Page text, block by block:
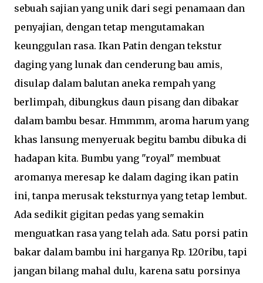
sebuah sajian yang unik dari segi penamaan dan
penyajian, dengan tetap mengutamakan
keunggulan rasa. Ikan Patin dengan tekstur
daging yang lunak dan cenderung bau amis,
disulap dalam balutan aneka rempah yang
berlimpah, dibungkus daun pisang dan dibakar
dalam bambu besar. Hmmmm, aroma harum yang
khas lansung menyeruak begitu bambu dibuka di
hadapan kita. Bumbu yang "royal" membuat
aromanya meresap ke dalam daging ikan patin
ini, tanpa merusak teksturnya yang tetap lembut.
Ada sedikit gigitan pedas yang semakin
menguatkan rasa yang telah ada. Satu porsi patin
bakar dalam bambu ini harganya Rp. 120ribu, tapi
jangan bilang mahal dulu, karena satu porsinya